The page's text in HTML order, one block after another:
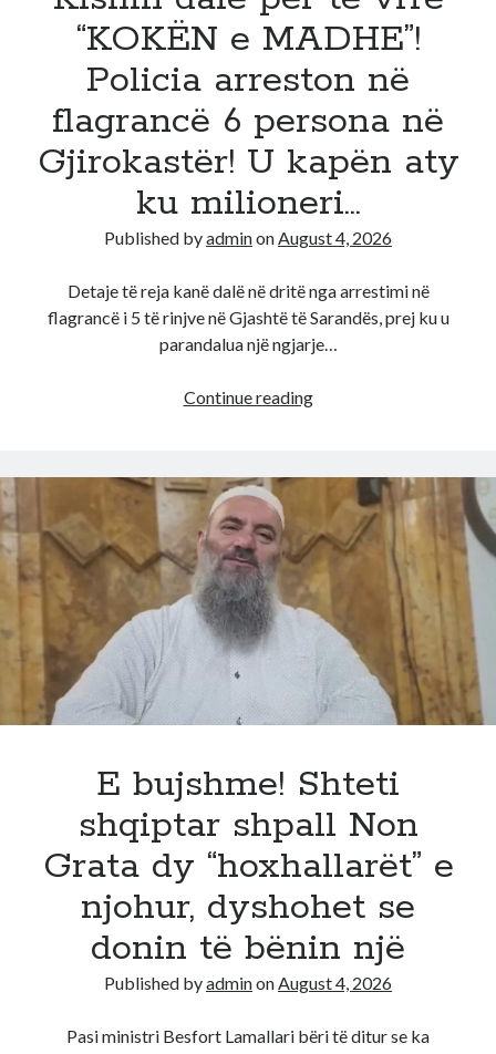
“KOKËN e MADHE”!
Policia arreston në
flagrancë 6 persona në
Gjirokastër! U kapën aty
ku milioneri…
Published byadminonAugust 4, 2026
Detaje të reja kanë dalë në dritë nga arrestimi në
flagrancë i 5 të rinjve në Gjashtë të Sarandës, prej ku u
parandalua një ngjarje…
Continue readingKishin
të
“KOKËN
e
MADHE”!
Policia
arreston
flagrancë
6
në
Gjirokastër!
U
aty
ku
E bujshme! Shteti
shqiptar shpall Non
Grata dy “hoxhallarët” e
njohur, dyshohet se
donin të bënin një
Published byadminonAugust 4, 2026
Pasi ministri Besfort Lamallari bëri të ditur se ka